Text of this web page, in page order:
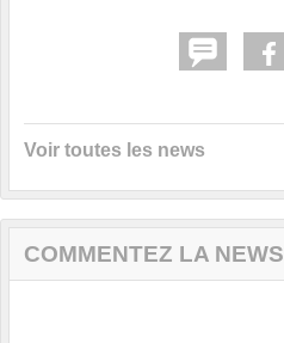
Voir toutes les news
COMMENTEZ LA NEWS